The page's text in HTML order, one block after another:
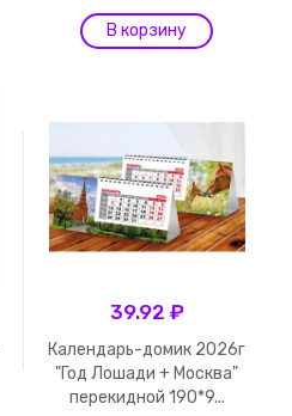
39.92 ₽
Календарь-домик 2026г
"Год Лошади + Москва"
перекидной 190*9...